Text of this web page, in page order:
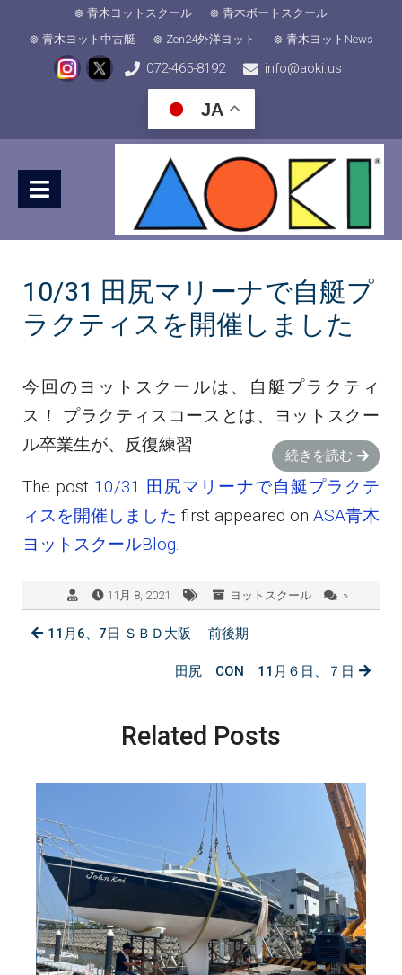
青木ヨットスクール
青木ボートスクール
青木ヨット中古艇
Zen24外洋ヨット 青木ヨットNews
072-465-8192 info@aoki.us
JA
10/31 田尻マリーナで自艇プ
ラクティスを開催しました
今回のヨットスクールは、自艇プラクティ
ス！ プラクティスコースとは、ヨットスクー
ル卒業生が、反復練習
続きを読む
The post 10/31 田尻マリーナで自艇プラクテ
ィスを開催しました first appeared on ASA青木
ヨットスクールBlog.
11月 8, 2021 ヨットスクール »
11月6、7日 ＳＢＤ大阪 前後期
田尻 CON 11月６日、７日
Related Posts